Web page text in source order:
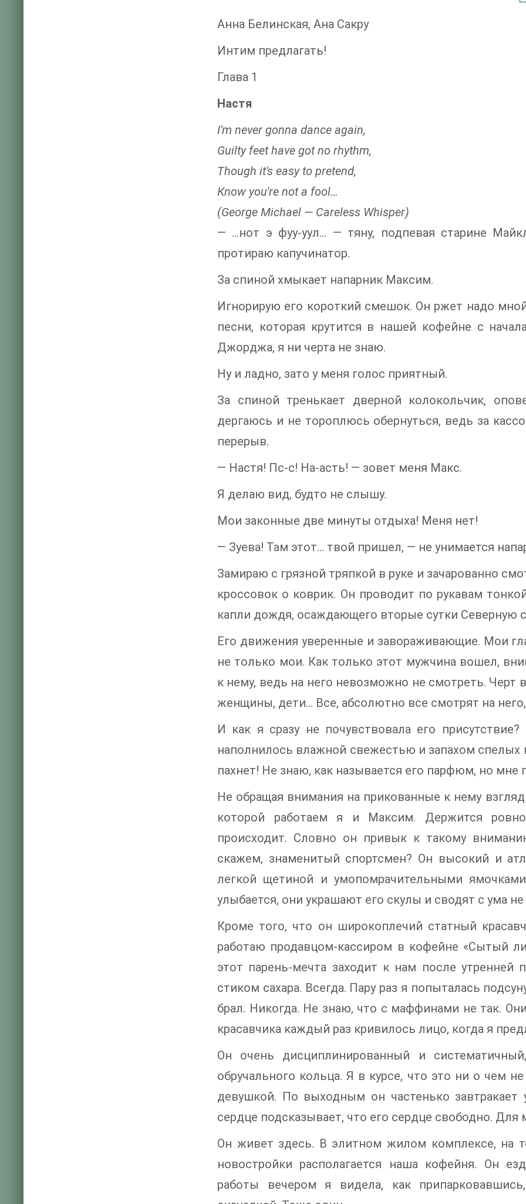
Анна Белинская, Ана Сакру
Интим предлагать!
Глава 1
Настя
I'm never gonna dance again,
Guilty feet have got no rhythm,
Though it's easy to pretend,
Кnow you're not a fool…
(George Michael — Careless Whisper)
— …нот э фуу-уул… — тяну, подпевая старине
протираю капучинатор.
За спиной хмыкает напарник Максим.
Игнорирую его короткий смешок. Он ржет надо
песни, которая крутится в нашей кофейне с
Джорджа, я ни черта не знаю.
Ну и ладно, зато у меня голос приятный.
За спиной тренькает дверной колокольчик,
дергаюсь и не тороплюсь обернуться, ведь за
перерыв.
— Настя! Пс-с! На-асть! — зовет меня Макс.
Я делаю вид, будто не слышу.
Мои законные две минуты отдыха! Меня нет!
— Зуева! Там этот… твой пришел, — не унимается
Замираю с грязной тряпкой в руке и зачарованно
кроссовок о коврик. Он проводит по рукавам
капли дождя, осаждающего вторые сутки Северную
Его движения уверенные и завораживающие. Мои
не только мои. Как только этот мужчина вошел,
к нему, ведь на него невозможно не смотреть.
женщины, дети… Все, абсолютно все смотрят на
И как я сразу не почувствовала его
наполнилось влажной свежестью и запахом
пахнет! Не знаю, как называется его парфюм, но мне
Не обращая внимания на прикованные к нему
которой работаем я и Максим. Держится
происходит. Словно он привык к такому
скажем, знаменитый спортсмен? Он высокий и
легкой щетиной и умопомрачительными
улыбается, они украшают его скулы и сводят с ума
Кроме того, что он широкоплечий статный
работаю продавцом-кассиром в кофейне «Сытый
этот парень-мечта заходит к нам после
стиком сахара. Всегда. Пару раз я попыталась
брал. Никогда. Не знаю, что с маффинами не так.
красавчика каждый раз кривилось лицо, когда я
Он очень дисциплинированный и
обручального кольца. Я в курсе, что это ни о чем
девушкой. По выходным он частенько
сердце подсказывает, что его сердце свободно. Для
Он живет здесь. В элитном жилом комплексе, на
новостройки располагается наша кофейня. Он
работы вечером я видела, как